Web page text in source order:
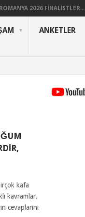
ROMANYA 2026 FINALISTLER...
ANKETLER
kafa
kavramlar.
cevaplarını